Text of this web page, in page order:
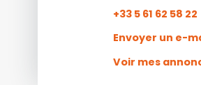
+33 5 61 62 58 22
Envoyer un e-
Voir mes